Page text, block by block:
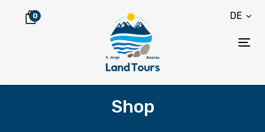
überspringen
DE
0
Shop